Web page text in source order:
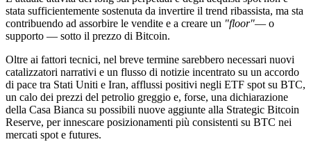
stata sufficientemente sostenuta da invertire il trend ribassista, ma sta
contribuendo ad assorbire le vendite e a creare un "floor"— o
supporto — sotto il prezzo di Bitcoin.
Oltre ai fattori tecnici, nel breve termine sarebbero necessari nuovi
catalizzatori narrativi e un flusso di notizie incentrato su un accordo
di pace tra Stati Uniti e Iran, afflussi positivi negli ETF spot su BTC,
un calo dei prezzi del petrolio greggio e, forse, una dichiarazione
della Casa Bianca su possibili nuove aggiunte alla Strategic Bitcoin
Reserve, per innescare posizionamenti più consistenti su BTC nei
mercati spot e futures.